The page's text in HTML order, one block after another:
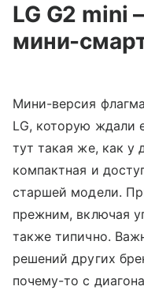
LG G2
мини-
Мини-версия
LG, которую ждали
тут такая же, как у
компактная и
старшей модели.
прежним, включая
также типично.
решений других
почему-то с